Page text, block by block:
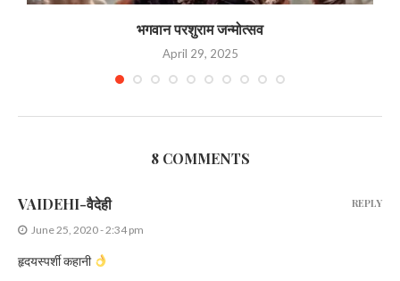
भगवान परशुराम जन्मोत्सव
April 29, 2025
8 COMMENTS
VAIDEHI-वैदेही
June 25, 2020 - 2:34 pm
हृदयस्पर्शी कहानी
REPLY